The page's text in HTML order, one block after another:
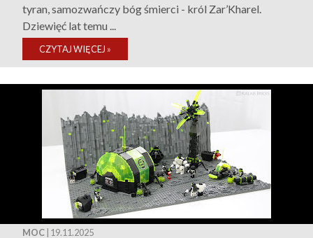
tyran, samozwańczy bóg śmierci - król Zar’Kharel.
Dziewięć lat temu ...
CZYTAJ WIĘCEJ »
MOC | 19.11.2025